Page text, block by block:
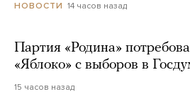
НОВОСТИ 14 часов назад
Партия «Родина»
«Яблоко» с выборов в
15 часов назад